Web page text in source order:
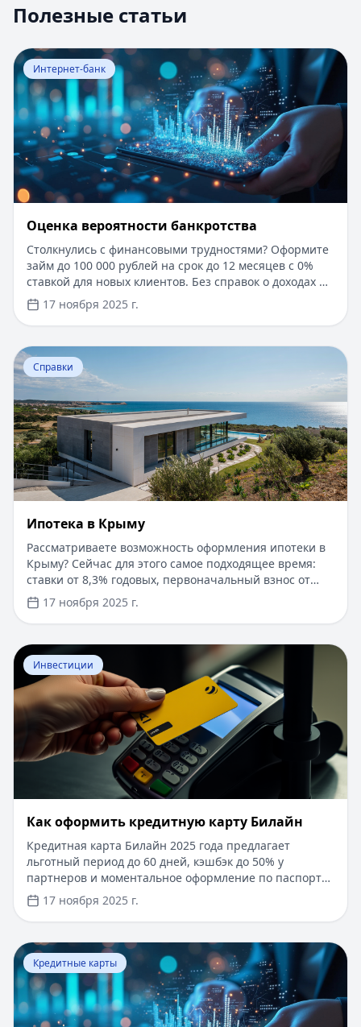
Полезные статьи
Перейти к статье:Оценка вероятности банкротства
Интернет-банк
Оценка вероятности банкротства
Столкнулись с финансовыми трудностями? Оформите
займ до 100 000 рублей на срок до 12 месяцев с 0%
ставкой для новых клиентов. Без справок о доходах и
документов — решение за 5 минут. Получите деньги
быстро и прозрачно через проверенные сервисы.
17 ноября 2025 г.
Перейти к статье:
Справки
Ипотека в Крыму
Рассматриваете возможность оформления ипотеки в
Крыму? Сейчас для этого самое подходящее время:
ставки от 8,3% годовых, первоначальный взнос от
15%, срок рассмотрения заявки — от 1 дня. Доступны
программы господдержки с пониженной ставкой от
6%. Одобрение без подтверждения дохода справкой
2-НДФЛ, достаточно выписки по счету. Срок
кредитования — до 30 лет.
17 ноября 2025 г.
Перейти к статье: ​Как оформить кредитную карту
Инвестиции
​Как оформить кредитную карту Билайн
Кредитная карта Билайн 2025 года предлагает
льготный период до 60 дней, кэшбэк до 50% у
партнеров и моментальное оформление по паспорту.
Заемные средства до 300 000 рублей доступны без
подтверждения дохода. Узнайте, как получить карту с
выгодными условиями и управлять финансами
эффективно. Для сравнения кредитных продуктов и
выбора оптимального решения воспользуйтесь
сервисом Кредитный Зай, где собраны актуальные
предложения от ведущих банков
17 ноября 2025 г.
Перейти к статье:Что такое паи фондов?
Кредитные карты